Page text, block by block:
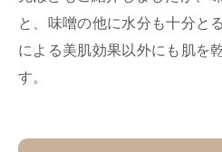
と、味噌の他に水分も十分と
による美肌効果以外にも肌を
す。